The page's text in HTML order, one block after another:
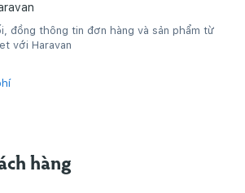
đồng thông tin đơn hàng và sản phẩm từ
với Haravan
hàng